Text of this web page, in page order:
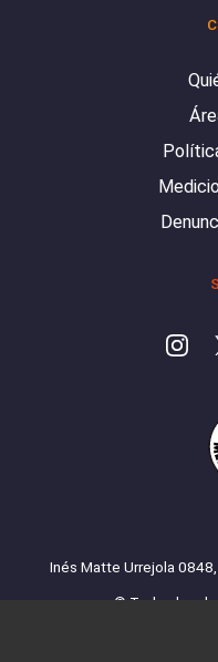
Inés Matte Urrejola
© Todos los